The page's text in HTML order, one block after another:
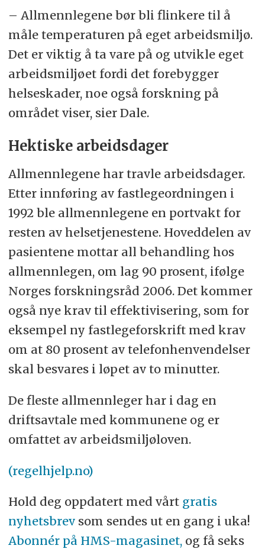
– Allmennlegene bør bli flinkere til å
måle temperaturen på eget arbeidsmiljø.
Det er viktig å ta vare på og utvikle eget
arbeidsmiljøet fordi det forebygger
helseskader, noe også forskning på
området viser, sier Dale.
Hektiske arbeidsdager
Allmennlegene har travle arbeidsdager.
Etter innføring av fastlegeordningen i
1992 ble allmennlegene en portvakt for
resten av helsetjenestene. Hoveddelen av
pasientene mottar all behandling hos
allmennlegen, om lag 90 prosent, ifølge
Norges forskningsråd 2006. Det kommer
også nye krav til effektivisering, som for
eksempel ny fastlegeforskrift med krav
om at 80 prosent av telefonhenvendelser
skal besvares i løpet av to minutter.
De fleste allmennleger har i dag en
driftsavtale med kommunene og er
omfattet av arbeidsmiljøloven.
(regelhjelp.no)
Hold deg oppdatert med vårt gratis
nyhetsbrevsom sendes ut en gang i uka!
Abonnér på HMS-magasinet,og få seks